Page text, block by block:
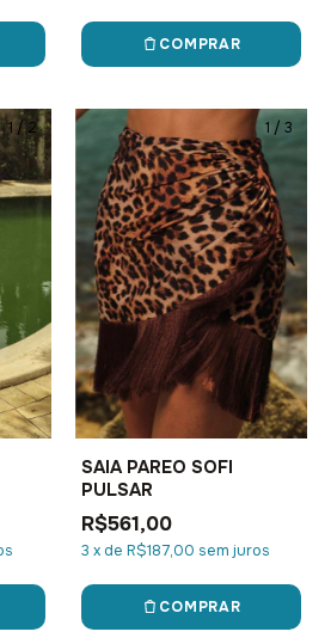
COMPRAR
1 /2 1 / 3
SAIA PAREO SOFI
PULSAR
R$561,00
3 xde R$187,00 sem juros
COMPRAR